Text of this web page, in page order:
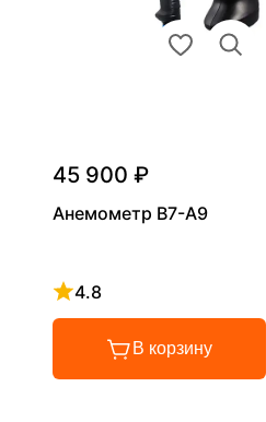
45 900 ₽
Анемометр В7-А9
4.8
Рейтинг 4.8 из 5
В корзину